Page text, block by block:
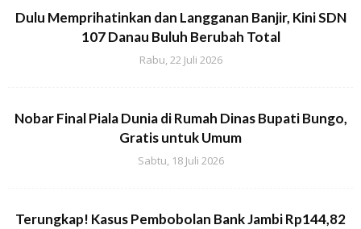
Dulu Memprihatinkan dan Langganan Banjir, Kini SDN
107 Danau Buluh Berubah Total
Rabu, 22 Juli 2026
Nobar Final Piala Dunia di Rumah Dinas Bupati Bungo,
Gratis untuk Umum
Sabtu, 18 Juli 2026
Terungkap! Kasus Pembobolan Bank Jambi Rp144,82